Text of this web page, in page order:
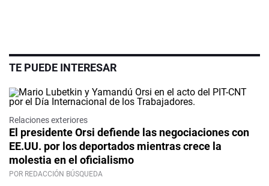
TE PUEDE INTERESAR
Relaciones exteriores
El presidente Orsi defiende las negociaciones con
EE.UU. por los deportados mientras crece la
molestia en el oficialismo
POR REDACCIÓN BÚSQUEDA